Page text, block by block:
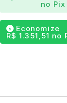
Design
forte identidade
Madeira
responsabilidade
da madeira.
no Pix
Economize
R$ 1.351,51 no